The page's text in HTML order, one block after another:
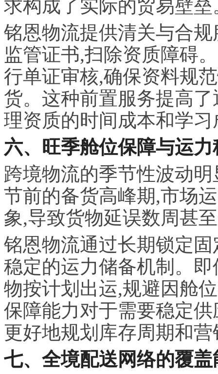
求构成了实际的贸易壁垒
铭恩物流提供清关与合
监管证书,扫除资质障碍
行单证审核,确保资料规
货。这种前置服务提高
理资质的时间成本和学习
六、旺季舱位保障与运力
跨境物流的季节性波动
节前的备货高峰期,市场
象,导致货物延误数周甚
铭恩物流通过长期锁定
稳定的运力储备机制。
物按计划出运,规避因舱
保障能力对于需要稳定
更好地规划库存周期和
七、全境配送网络的覆盖